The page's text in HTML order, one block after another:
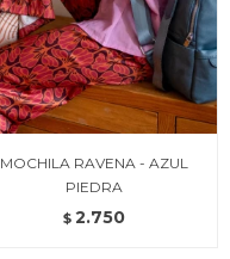
MOCHILA RAVENA - AZUL
PIEDRA
$ 2.750